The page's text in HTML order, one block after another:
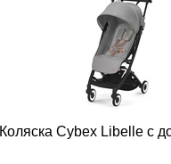
Коляска Cybex Libelle с